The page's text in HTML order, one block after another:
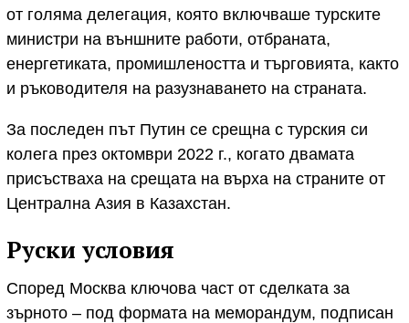
от голяма делегация, която включваше турските
министри на външните работи, отбраната,
енергетиката, промишлеността и търговията, както
и ръководителя на разузнаването на страната.
За последен път Путин се срещна с турския си
колега през октомври 2022 г., когато двамата
присъстваха на срещата на върха на страните от
Централна Азия в Казахстан.
Руски условия
Според Москва ключова част от сделката за
зърното – под формата на меморандум, подписан